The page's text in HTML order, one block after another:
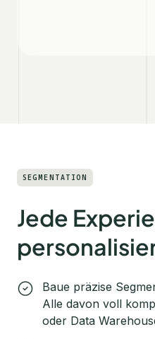
SEGMENTATION
Jede
Baue präzise
Alle davon voll
oder Data